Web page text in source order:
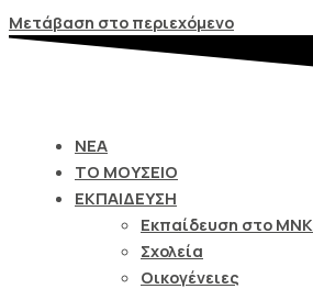
Σημείωση:
Αυτός
σύστημα
προσβασιμότητας.
Μετάβαση στο περιεχόμενο
ΝΕΑ
ΤΟ ΜΟΥΣΕΙΟ
ΕΚΠΑΙΔΕΥΣΗ
Εκπαίδευση στο ΜΝΚ
Σχολεία
Οικογένειες